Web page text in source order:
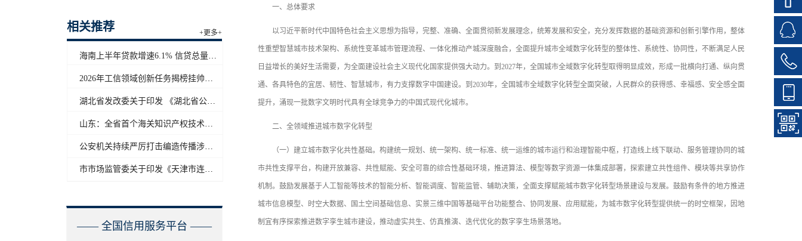
相关推荐 +更多+
海南上半年贷款增速6.1% 信贷总量保持合理平稳增长
2026年工信领域创新任务揭榜挂帅工作启动
湖北省发改委关于印发 《湖北省公共信用信息目录（2026年版）》的通知
山东：全省首个海关知识产权技术调查官制度落地济南自贸片区
公安机关持续严厉打击编造传播涉汛涉灾网络谣言
市市场监管委关于印发《天津市连锁企业食品经营许可“先证后核”信用承诺审批实施办法》的通知
—— 全国信用服务平台 ——
一、总体要求
以习近平新时代中国特色社会主义思想为指导，完整、准确、全面贯彻新发展理念，统筹发展和安全，充分发挥数据的基础资源和创新引擎作用，整体
性重塑智慧城市技术架构、系统性变革城市管理流程、一体化推动产城深度融合，全面提升城市全域数字化转型的整体性、系统性、协同性，不断满足人民
日益增长的美好生活需要，为全面建设社会主义现代化国家提供强大动力。到2027年，全国城市全域数字化转型取得明显成效，形成一批横向打通、纵向贯
通、各具特色的宜居、韧性、智慧城市，有力支撑数字中国建设。到2030年，全国城市全域数字化转型全面突破，人民群众的获得感、幸福感、安全感全面
提升，涌现一批数字文明时代具有全球竞争力的中国式现代化城市。
二、全领域推进城市数字化转型
（一）建立城市数字化共性基础。构建统一规划、统一架构、统一标准、统一运维的城市运行和治理智能中枢，打造线上线下联动、服务管理协同的城
市共性支撑平台，构建开放兼容、共性赋能、安全可靠的综合性基础环境，推进算法、模型等数字资源一体集成部署，探索建立共性组件、模块等共享协作
机制。鼓励发展基于人工智能等技术的智能分析、智能调度、智能监管、辅助决策，全面支撑赋能城市数字化转型场景建设与发展。鼓励有条件的地方推进
城市信息模型、时空大数据、国土空间基础信息、实景三维中国等基础平台功能整合、协同发展、应用赋能，为城市数字化转型提供统一的时空框架，因地
制宜有序探索推进数字孪生城市建设，推动虚实共生、仿真推演、迭代优化的数字孪生场景落地。